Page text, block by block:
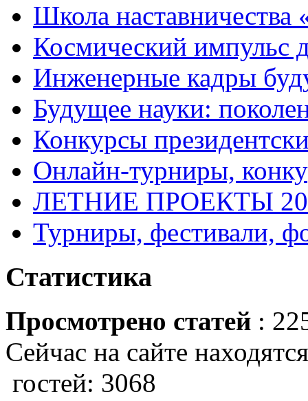
Школа
Космический импульс
Инженерные кадры
Будущее науки:
Конкурсы
Онлайн-турниры,
ЛЕТНИЕ ПРОЕКТЫ
Турниры, фестивали,
Статистика
Просмотрено статей :
Сейчас на сайте
гостей: 3068